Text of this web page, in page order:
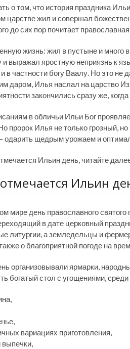
о том, что история праздника
царстве жил и совершал
до сих пор почитает
жизнь: жил в пустыне и много
выражал яростную неприязнь к
в частности богу Ваалу. Но это
даром, Илья наслал на царство
закончились сразу же,
в обличьи Ильи Бог
пророк Илья не только грозный,
одарить щедрым урожаем и
Ильин день, читайте
Ильин
мире день православного
в дате церковный
литургии, а земледельцы и
о благоприятной погоде на
организовывали ярмарки,
богатый стол с угощениями,
вариациях приготовления,